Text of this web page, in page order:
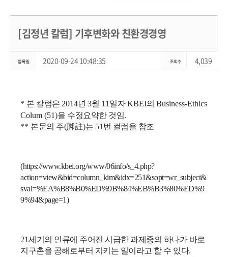
[김정년 칼럼] 기후변화와 친환경경영
2020-09-24 10:48:35 4,039
* 본 칼럼은 2014년 3월 11 일자KBEI의 Business-Ethics
Colum (51)을 수정요약한 것임.
** 본문의 주(脚註)는 51 번 컬럼을 참조
(https://www.kbei.org/www/06info/s_4.php?
action=view&bid=column_kim&idx=251&sopt=wr_subject&
sval=%EA%B8%B0%ED%9B%84%EB%B3%80%ED%9
9%94&page=1)
21세기의 인류에 주어진 시급한 과제중의 하나가 바로
지구촌을 공해로부터 지키는 일이라고 할 수 있다.